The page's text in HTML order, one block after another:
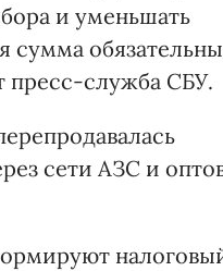
и уменьшать
сумма
пресс-служба СБУ.
сети АЗС и